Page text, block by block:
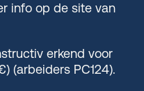
info op de site van
erkend voor
(arbeiders PC124).